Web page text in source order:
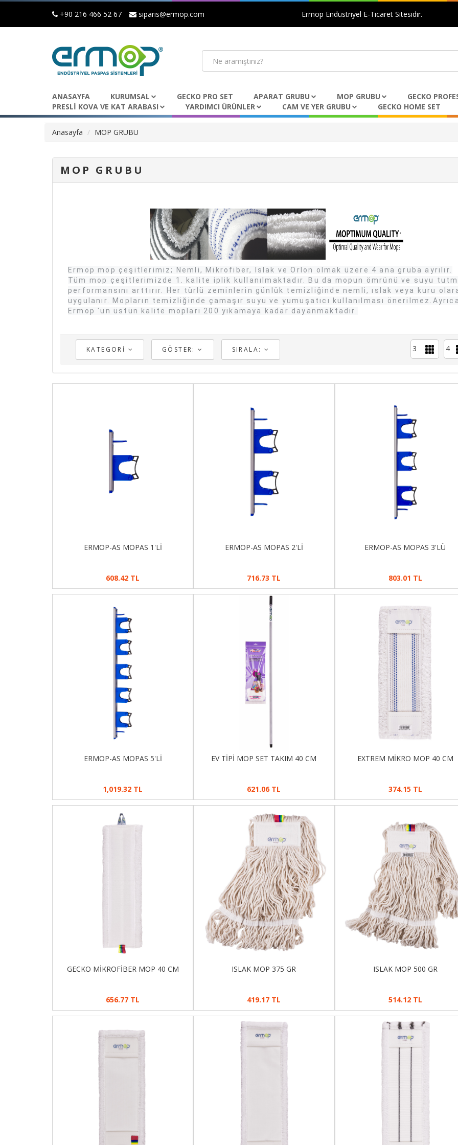
+90 216 466 52 67 siparis@ermop.com Ermop Endüstriyel E-Ticaret Sitesidir.
ANASAYFA KURUMSAL GECKO PRO SET APARAT GRUBU MOP GRUBU GECKO
PRESLİ KOVA VE KAT ARABASI
YARDIMCI ÜRÜNLER CAM VE YER GRUBU GECKO HOME SET
Anasayfa MOP GRUBU
MOP GRUBU
Ermop mop çeşitlerimiz; Nemli, Mikrofiber, Islak ve Orlon olmak üzere 4 ana gruba ayrılır.
Tüm mop çeşitlerimizde 1. kalite iplik kullanılmaktadır. Bu da mopun ömrünü ve suyu
performansını arttırır. Her türlü zeminlerin günlük temizliğinde nemli, ıslak veya kuru
uygulanır. Mopların temizliğinde çamaşır suyu ve yumuşatıcı kullanılması önerilmez.Ayrıca
Ermop 'un üstün kalite mopları 200 yıkamaya kadar dayanmaktadır.
KATEGORI GÖSTER: SIRALA: 3 4
ERMOP-AS MOPAS 1'Lİ
608.42 TL
ERMOP-AS MOPAS 2'Lİ
716.73 TL
ERMOP-AS MOPAS 3'LÜ
803.01 TL
ERMOP-AS MOPAS 5'Lİ
1,019.32 TL
EV TİPİ MOP SET TAKIM 40 CM
621.06 TL
EXTREM MİKRO MOP 40 CM
374.15 TL
GECKO MİKROFİBER MOP 40 CM
656.77 TL
ISLAK MOP 375 GR
419.17 TL
ISLAK MOP 500 GR
514.12 TL